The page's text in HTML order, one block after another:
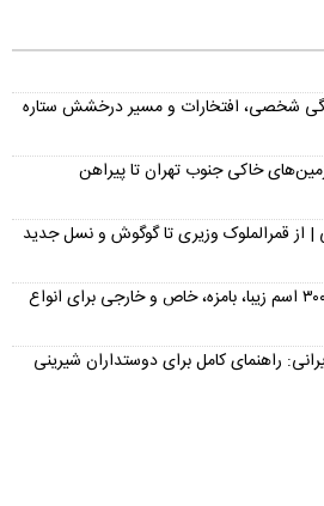
شخصی، افتخارات و مسیر درخشش ستاره
زمین‌های خاکی جنوب تهران تا پیراهن
| از قمرالملوک وزیری تا گوگوش و نسل جدید
اسم برای طوطی | بیش از ۳۰۰ اسم زیبا، بامزه، خاص و خارجی برای انواع
راهنمای کامل برای دوستداران شیرینی